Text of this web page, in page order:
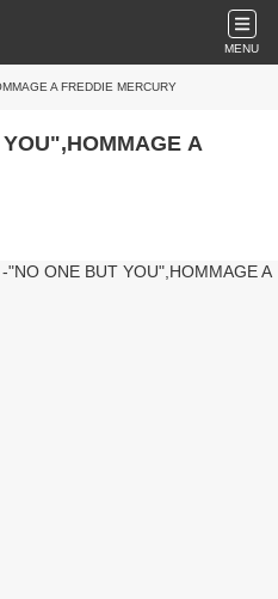
MENU
A FREDDIE MERCURY
A